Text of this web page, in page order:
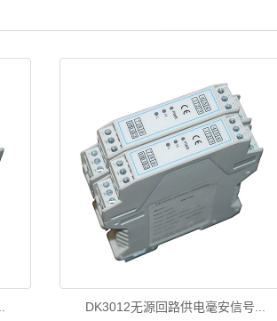
DK3012无源回路供电毫安信号...